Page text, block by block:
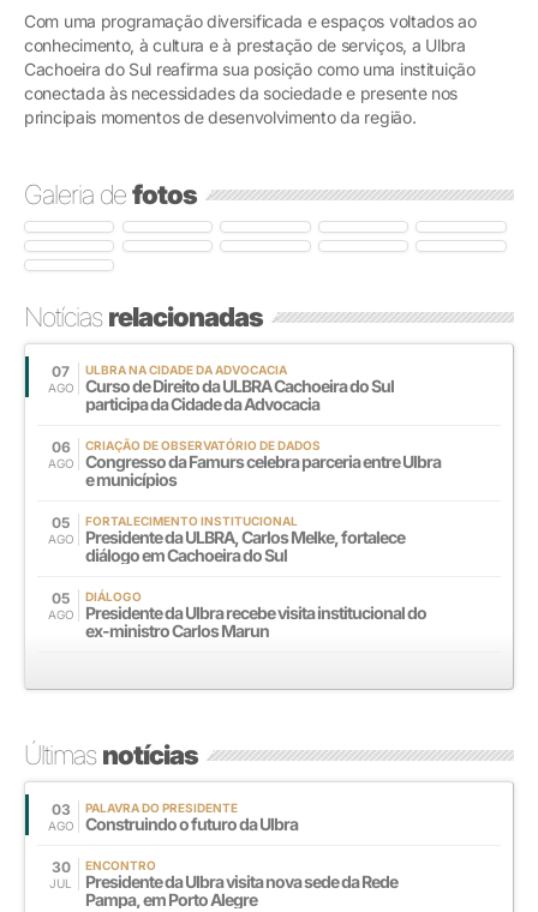
Com uma programação diversificada e espaços voltados ao
conhecimento, à cultura e à prestação de serviços, a Ulbra
Cachoeira do Sul reafirma sua posição como uma instituição
conectada às necessidades da sociedade e presente nos
principais momentos de desenvolvimento da região.
Galeria defotos
Notíciasrelacionadas
07
AGO
ULBRA NA CIDADE DA ADVOCACIA
Curso de Direito da ULBRA Cachoeira do Sul
participa da Cidade da Advocacia
06
AGO
CRIAÇÃO DE OBSERVATÓRIO DE DADOS
Congresso da Famurs celebra parceria entre Ulbra
e municípios
05
AGO
FORTALECIMENTO INSTITUCIONAL
Presidente da ULBRA, Carlos Melke, fortalece
diálogo em Cachoeira do Sul
05
AGO
DIÁLOGO
Presidente da Ulbra recebe visita institucional do
ex-ministro Carlos Marun
Últimasnotícias
03
AGO
PALAVRA DO PRESIDENTE
Construindo o futuro da Ulbra
30
JUL
ENCONTRO
Presidente da Ulbra visita nova sede da Rede
Pampa, em Porto Alegre